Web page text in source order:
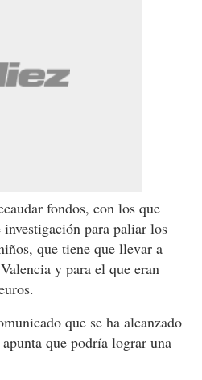
fondos, con los que
para paliar los
que tiene que llevar a
y para el que eran
que se ha alcanzado
que podría lograr una